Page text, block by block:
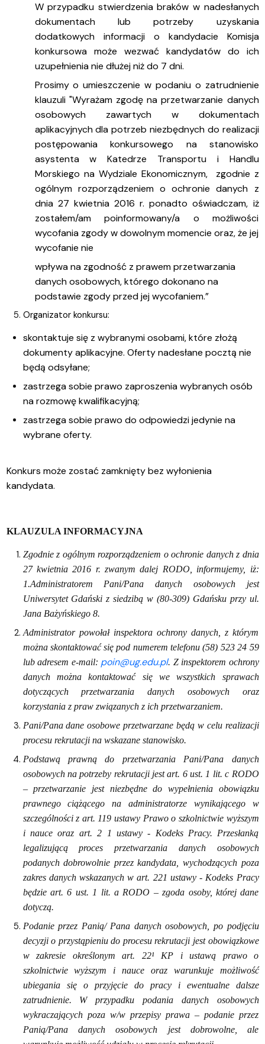
W przypadku stwierdzenia braków w nadesłanych
dokumentach lub potrzeby uzyskania
dodatkowych informacji o kandydacie Komisja
konkursowa może wezwać kandydatów do ich
uzupełnienia nie dłużej niż do 7 dni.
Prosimy o umieszczenie w podaniu o zatrudnienie
klauzuli "Wyrażam zgodę na przetwarzanie danych
osobowych zawartych w dokumentach
aplikacyjnych dla potrzeb niezbędnych do realizacji
postępowania konkursowego na stanowisko
asystenta w Katedrze Transportu i Handlu
Morskiego na Wydziale Ekonomicznym, zgodnie z
ogólnym rozporządzeniem o ochronie danych z
dnia 27 kwietnia 2016 r. ponadto oświadczam, iż
zostałem/am poinformowany/a o możliwości
wycofania zgody w dowolnym momencie oraz, że jej
wycofanie nie
wpływa na zgodność z prawem przetwarzania
danych osobowych, którego dokonano na
podstawie zgody przed jej wycofaniem.”
Organizator konkursu:
skontaktuje się z wybranymi osobami, które złożą
dokumenty aplikacyjne. Oferty nadesłane pocztą nie
będą odsyłane;
zastrzega sobie prawo zaproszenia wybranych osób
na rozmowę kwalifikacyjną;
zastrzega sobie prawo do odpowiedzi jedynie na
wybrane oferty.
Konkurs może zostać zamknięty bez wyłonienia
kandydata.
KLAUZULA INFORMACYJNA
Zgodnie z ogólnym rozporządzeniem o ochronie danych z dnia
27 kwietnia 2016 r. zwanym dalej RODO, informujemy, iż:
1.Administratorem Pani/Pana danych osobowych jest
Uniwersytet Gdański z siedzibą w (80-309) Gdańsku przy ul.
Jana Bażyńskiego 8.
Administrator powołał inspektora ochrony danych, z którym
można skontaktować się pod numerem telefonu (58) 523 24 59
lub adresem e-mail: poin@ug.edu.pl. Z inspektorem ochrony
danych można kontaktować się we wszystkich sprawach
dotyczących przetwarzania danych osobowych oraz
korzystania z praw związanych z ich przetwarzaniem.
Pani/Pana dane osobowe przetwarzane będą w celu realizacji
procesu rekrutacji na wskazane stanowisko.
Podstawą prawną do przetwarzania Pani/Pana danych
osobowych na potrzeby rekrutacji jest art. 6 ust. 1 lit. c RODO
– przetwarzanie jest niezbędne do wypełnienia obowiązku
prawnego ciążącego na administratorze wynikającego w
szczególności z art. 119 ustawy Prawo o szkolnictwie wyższym
i nauce oraz art. 2 1 ustawy - Kodeks Pracy. Przesłanką
legalizującą proces przetwarzania danych osobowych
podanych dobrowolnie przez kandydata, wychodzących poza
zakres danych wskazanych w art. 221 ustawy - Kodeks Pracy
będzie art. 6 ust. 1 lit. a RODO – zgoda osoby, której dane
dotyczą.
Podanie przez Panią/ Pana danych osobowych, po podjęciu
decyzji o przystąpieniu do procesu rekrutacji jest obowiązkowe
w zakresie określonym art. 22¹ KP i ustawą prawo o
szkolnictwie wyższym i nauce oraz warunkuje możliwość
ubiegania się o przyjęcie do pracy i ewentualne dalsze
zatrudnienie. W przypadku podania danych osobowych
wykraczających poza w/w przepisy prawa – podanie przez
Panią/Pana danych osobowych jest dobrowolne, ale